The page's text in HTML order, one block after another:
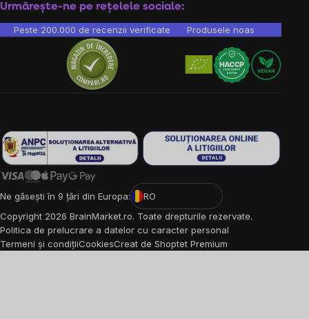
Urmărește-ne pe rețelele sociale:
Peste 200.000 de recenzii verificate Produsele noastre sunt
Ne găsești în 9 țări din Europa:
RO
Copyright 2026 BrainMarket.ro. Toate drepturile rezervate.
Politica de prelucrare a datelor cu caracter personal
Termeni și condițiiCookiesCreat de Shoptet Premium